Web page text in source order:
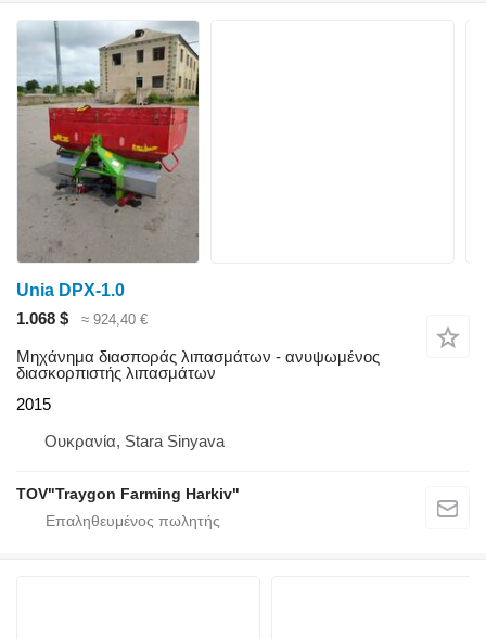
Unia DPX-1.0
1.068 $
≈ 924,40 €
Μηχάνημα διασποράς λιπασμάτων - ανυψωμένος
διασκορπιστής λιπασμάτων
2015
Ουκρανία, Stara Sinyava
TOV"Traygon Farming Harkiv"